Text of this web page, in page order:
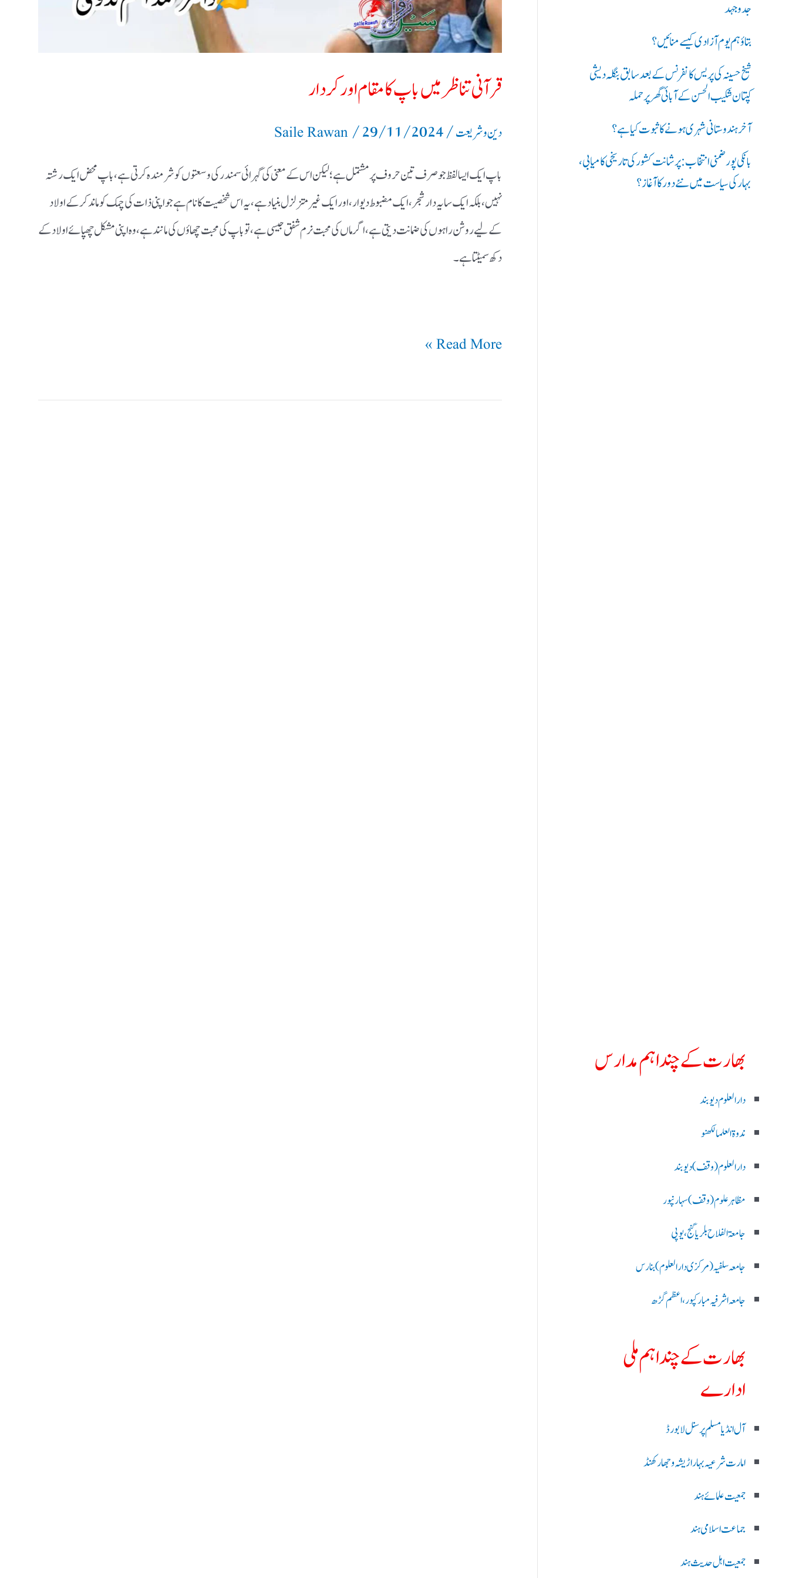
ر
ی
ں
:
جدوجہد
بتاؤ ہم یوم آزادی کیسے منائیں؟
شیخ حسینہ کی پریس کانفرنس کے بعد سابق بنگلہ دیشی
کپتان شکیب الحسن کے آبائی گھر پر حملہ
آخر ہندوستانی شہری ہونے کا ثبوت کیا ہے؟
بانکی پور ضمنی انتخاب: پرشانت کشور کی تاریخی کامیابی،
بہار کی سیاست میں نئے دور کا آغاز؟
بھارت کے چند اہم مدارس
دارالعلوم دیوبند
ندوۃالعلما لکھنو
دارالعلوم (وقف)دیوبند
مظاہرعلوم (وقف)سہارنپور
جامعۃ الفلاح بلریاگنج،یوپی
جامعہ سلفیہ(مرکزی دارالعلوم )بنارس
جامعہ اشرفیہ مبارکپور،اعظم گڑھ
بھارت کے چند اہم ملی
ادارے
آل انڈیا مسلم پرسنل لا بورڈ
امارت شرعیہ بہار اڑیشہ و جھارکھنڈ
جمعیت علمائے ہند
جماعت اسلامی ہند
جمعیت اہل حدیث ہند
قرآنی تناظر میں باپ کا مقام اور کردار
دین و شریعت/
Saile Rawan /29/11/2024
باپ ایک ایسا لفظ جو صرف تین حروف پر مشتمل ہے؛ لیکن اس کے معنی کی گہرائی سمندر کی وسعتوں کو شرمندہ کر تی ہے، باپ محض ایک رشتہ
نہیں، بلکہ ایک سایہ دار شجر، ایک مضبوط دیوار، اور ایک غیر متزلزل بنیاد ہے، یہ اس شخصیت کا نام ہے جو اپنی ذات کی چمک کو ماند کر کے اولاد
کے لیے روشن راہوں کی ضمانت دیتی ہے، اگر ماں کی محبت نرم شفق جیسی ہے، تو باپ کی محبت چھاؤں کی مانند ہے، وہ اپنی مشکل چھپائے اولاد کے
دکھ سمیٹتا ہے۔
Read More »